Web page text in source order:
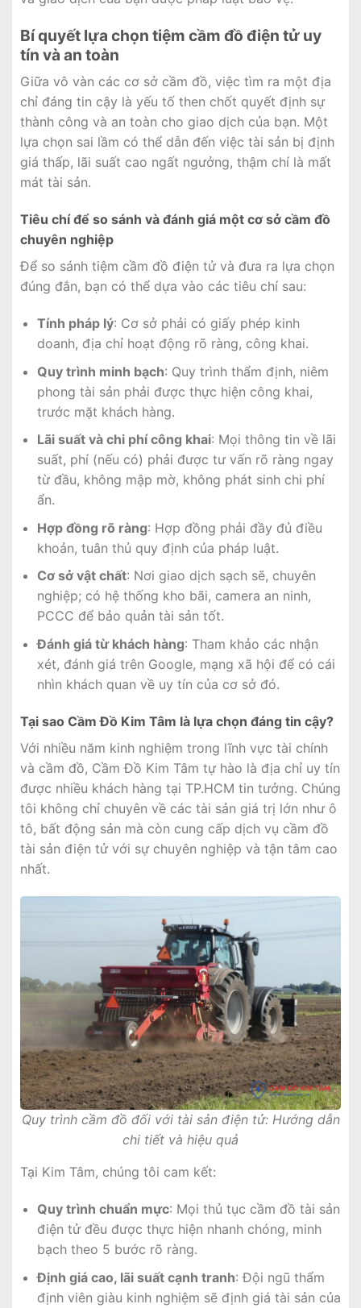
Bí quyết lựa chọn tiệm cầm đồ điện tử uy
tín và an toàn
Giữa vô vàn các cơ sở cầm đồ, việc tìm ra một địa
chỉ đáng tin cậy là yếu tố then chốt quyết định sự
thành công và an toàn cho giao dịch của bạn. Một
lựa chọn sai lầm có thể dẫn đến việc tài sản bị định
giá thấp, lãi suất cao ngất ngưởng, thậm chí là mất
mát tài sản.
Tiêu chí để so sánh và đánh giá một cơ sở cầm đồ
chuyên nghiệp
Để so sánh tiệm cầm đồ điện tử và đưa ra lựa chọn
đúng đắn, bạn có thể dựa vào các tiêu chí sau:
Tính pháp lý: Cơ sở phải có giấy phép kinh
doanh, địa chỉ hoạt động rõ ràng, công khai.
Quy trình minh bạch: Quy trình thẩm định, niêm
phong tài sản phải được thực hiện công khai,
trước mặt khách hàng.
Lãi suất và chi phí công khai: Mọi thông tin về lãi
suất, phí (nếu có) phải được tư vấn rõ ràng ngay
từ đầu, không mập mờ, không phát sinh chi phí
ẩn.
Hợp đồng rõ ràng: Hợp đồng phải đầy đủ điều
khoản, tuân thủ quy định của pháp luật.
Cơ sở vật chất: Nơi giao dịch sạch sẽ, chuyên
nghiệp; có hệ thống kho bãi, camera an ninh,
PCCC để bảo quản tài sản tốt.
Đánh giá từ khách hàng: Tham khảo các nhận
xét, đánh giá trên Google, mạng xã hội để có cái
nhìn khách quan về uy tín của cơ sở đó.
Tại sao Cầm Đồ Kim Tâm là lựa chọn đáng tin cậy?
Với nhiều năm kinh nghiệm trong lĩnh vực tài chính
và cầm đồ, Cầm Đồ Kim Tâm tự hào là địa chỉ uy tín
được nhiều khách hàng tại TP.HCM tin tưởng. Chúng
tôi không chỉ chuyên về các tài sản giá trị lớn như ô
tô, bất động sản mà còn cung cấp dịch vụ cầm đồ
tài sản điện tử với sự chuyên nghiệp và tận tâm cao
nhất.
Quy trình cầm đồ đối với tài sản điện tử: Hướng dẫn
chi tiết và hiệu quả
Tại Kim Tâm, chúng tôi cam kết:
Quy trình chuẩn mực: Mọi thủ tục cầm đồ tài sản
điện tử đều được thực hiện nhanh chóng, minh
bạch theo 5 bước rõ ràng.
Định giá cao, lãi suất cạnh tranh: Đội ngũ thẩm
định viên giàu kinh nghiệm sẽ định giá tài sản của